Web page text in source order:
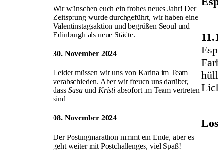
Wir wünschen euch ein frohes neues Jahr! Der
Zeitsprung wurde durchgeführt, wir haben eine
Valentinstagsaktion und begrüßen Seoul und
Edinburgh als neue Städte.
30. November 2024
Leider müssen wir uns von Karina im Team
verabschieden. Aber wir freuen uns darüber,
dass Sasa und Kristi absofort im Team vertreten
sind.
08. November 2024
Der Postingmarathon nimmt ein Ende, aber es
geht weiter mit Postchallenges, viel Spaß!